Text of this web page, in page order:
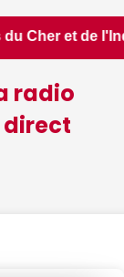
en
radio
direct